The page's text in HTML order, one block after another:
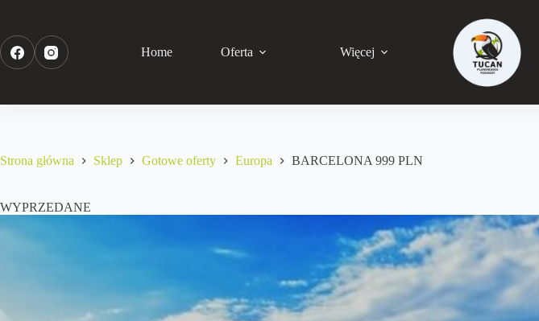
Home Oferta Więcej
Strona główna Sklep Gotowe oferty Europa BARCELONA 999 PLN
WYPRZEDANE